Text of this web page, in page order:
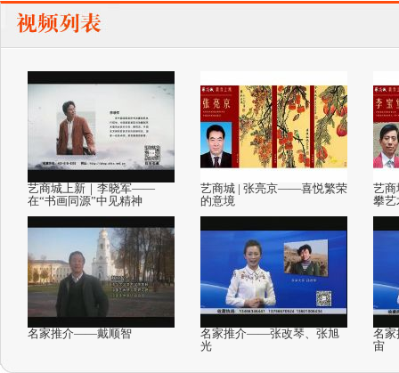
艺商城上新｜李晓军——
在“书画同源”中见精神
艺商城 | 张亮京——喜悦繁荣
的意境
艺
攀艺
名家推介——戴顺智
名家推介——张改琴、张旭
光
名
宙